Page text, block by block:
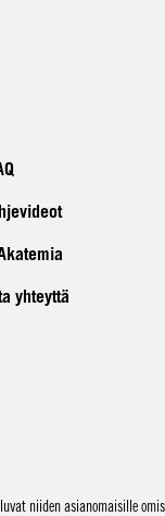
yhteyttä
niiden asianomaisille